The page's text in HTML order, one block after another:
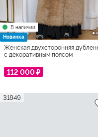
В наличии
Новинка
Женская двухсторонняя
с декоративным поясом
112 000 ₽
31849